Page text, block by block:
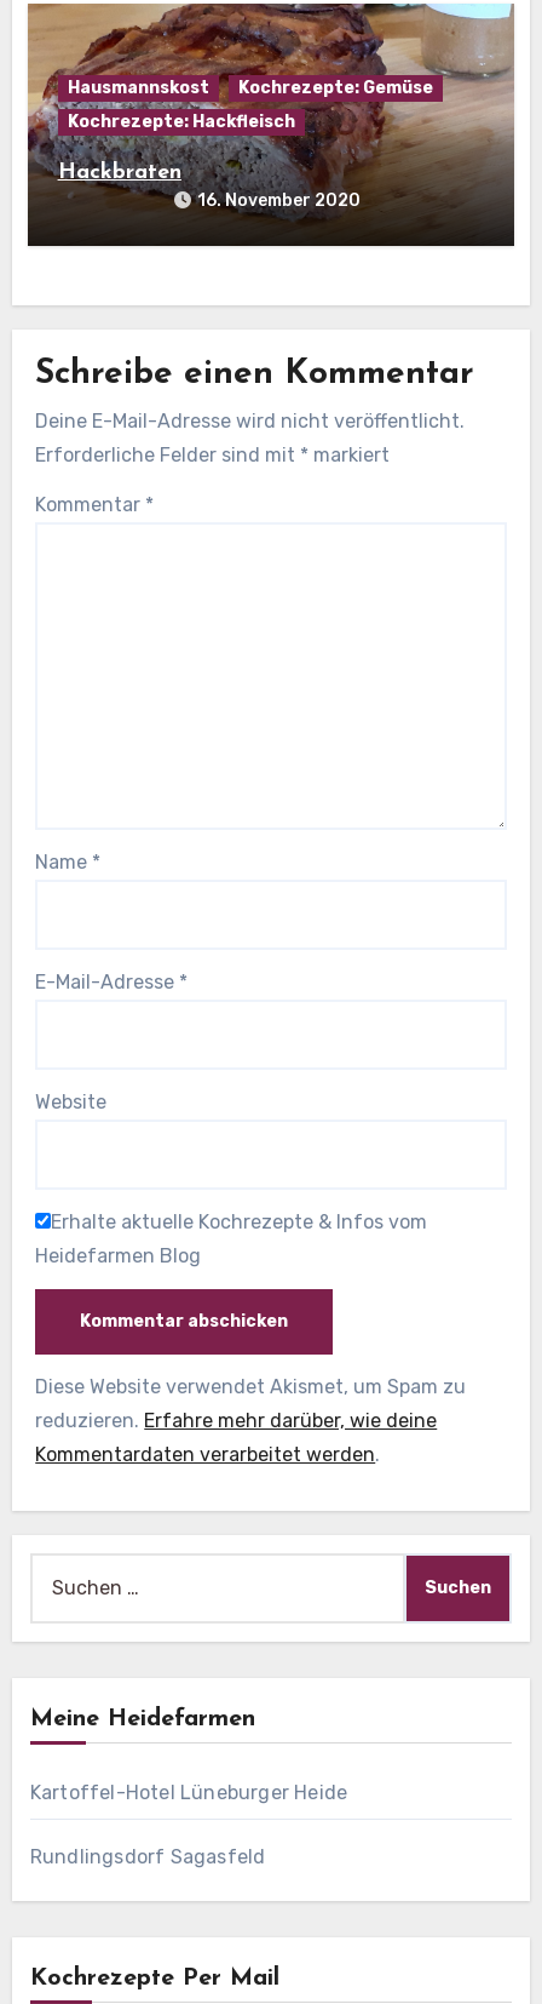
Hausmannskost
Kochrezepte: Gemüse
Kochrezepte: Hackfleisch
Hackbraten
16. November 2020
Schreibe einen Kommentar
Deine E-Mail-Adresse wird nicht veröffentlicht.
Erforderliche Felder sind mit * markiert
Kommentar *
Name *
E-Mail-Adresse *
Website
Erhalte aktuelle Kochrezepte & Infos vom
Heidefarmen Blog
Diese Website verwendet Akismet, um Spam zu
reduzieren. Erfahre mehr darüber, wie deine
Kommentardaten verarbeitet werden.
Meine Heidefarmen
Kartoffel-Hotel Lüneburger Heide
Rundlingsdorf Sagasfeld
Kochrezepte Per Mail